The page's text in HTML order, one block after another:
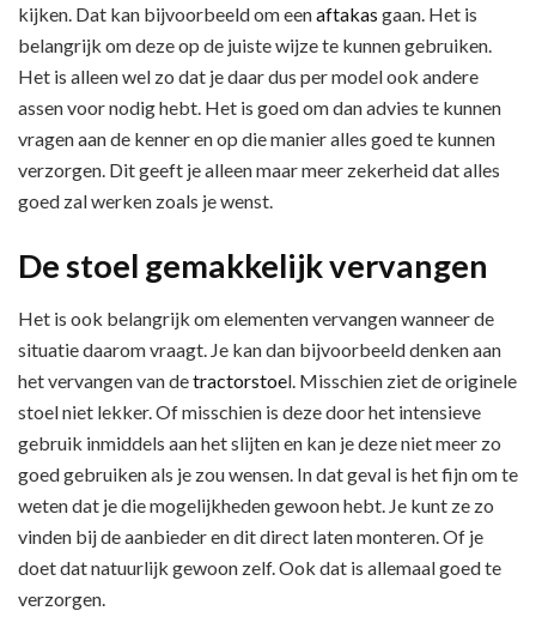
kijken. Dat kan bijvoorbeeld om eenaftakas gaan. Het is
belangrijk om deze op de juiste wijze te kunnen gebruiken.
Het is alleen wel zo dat je daar dus per model ook andere
assen voor nodig hebt. Het is goed om dan advies te kunnen
vragen aan de kenner en op die manier alles goed te kunnen
verzorgen. Dit geeft je alleen maar meer zekerheid dat alles
goed zal werken zoals je wenst.
De stoel gemakkelijk vervangen
Het is ook belangrijk om elementen vervangen wanneer de
situatie daarom vraagt. Je kan dan bijvoorbeeld denken aan
het vervangen van detractorstoel. Misschien ziet de originele
stoel niet lekker. Of misschien is deze door het intensieve
gebruik inmiddels aan het slijten en kan je deze niet meer zo
goed gebruiken als je zou wensen. In dat geval is het fijn om te
weten dat je die mogelijkheden gewoon hebt. Je kunt ze zo
vinden bij de aanbieder en dit direct laten monteren. Of je
doet dat natuurlijk gewoon zelf. Ook dat is allemaal goed te
verzorgen.